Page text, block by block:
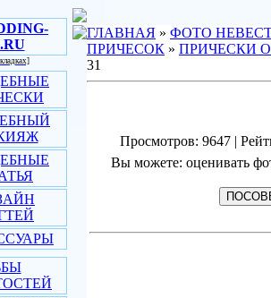
ГЛАВНАЯ » ФОТО
ПРИЧЕСОК » ПРИЧЕСКИ
31
Просмотров: 9647 |
Вы можете: оценивать